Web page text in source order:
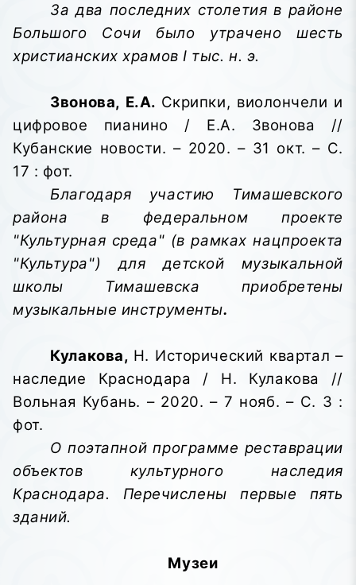
За два последних столетия в районе
Большого Сочи было утрачено шесть
христианских храмов I тыс. н. э.
Звонова, Е.А. Скрипки, виолончели и
цифровое пианино / Е.А. Звонова //
Кубанские новости. – 2020. – 31 окт. – С.
17 : фот.
Благодаря участию Тимашевского
района в федеральном проекте
"Культурная среда" (в рамках нацпроекта
"Культура") для детской музыкальной
школы Тимашевска приобретены
музыкальные инструменты.
Кулакова, Н. Исторический квартал –
наследие Краснодара / Н. Кулакова //
Вольная Кубань. – 2020. – 7 нояб. – С. 3 :
фот.
О поэтапной программе реставрации
объектов культурного наследия
Краснодара. Перечислены первые пять
зданий.
Музеи